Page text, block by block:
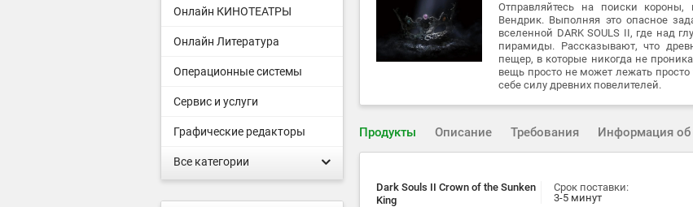
Отправляйтесь на поиски короны,
Вендрик. Выполняя это опасное
вселенной DARK SOULS II, где над
пирамиды. Рассказывают, что
пещер, в которые никогда не
вещь просто не может лежать
себе силу древних повелителей.
Продукты Описание Требования Информация об
Dark Souls II Crown of the Sunken
King
Срок поставки:
3-5 минут
Онлайн КИНОТЕАТРЫ
Онлайн Литература
Операционные системы
Сервис и услуги
Графические редакторы
Все категории